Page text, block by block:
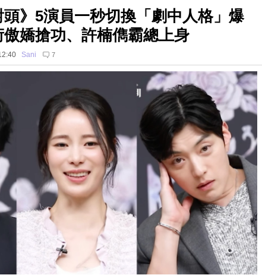
頭》5演員一秒切換「劇中人格」爆
嬌搶功、許楠儁霸總上身
Sani 7